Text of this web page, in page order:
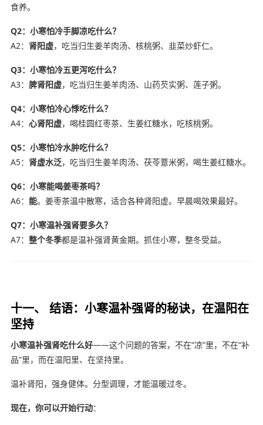
食养。
Q2：小寒怕冷手脚凉吃什么？
A2： 肾阳虚，吃当归生姜羊肉汤、核桃粥、韭菜炒虾仁。
Q3：小寒怕冷五更泻吃什么？
A3： 脾肾阳虚，吃当归生姜羊肉汤、山药芡实粥、莲子粥。
Q4：小寒怕冷心悸吃什么？
A4： 心肾阳虚，喝桂圆红枣茶、生姜红糖水，吃核桃粥。
Q5：小寒怕冷水肿吃什么？
A5： 肾虚水泛，吃当归生姜羊肉汤、茯苓薏米粥，喝生姜红糖水。
Q6：小寒能喝姜枣茶吗？
A6： 能。姜枣茶温中散寒，适合各种肾阳虚。早晨喝效果最好。
Q7：小寒温补强肾要多久？
A7： 整个冬季都是温补强肾黄金期。抓住小寒，整冬受益。
十一、 结语：小寒温补强肾的秘诀，在温阳在
坚持
小寒温补强肾吃什么好——这个问题的答案，不在“凉”里，不在“补
品”里，而在温阳里、在坚持里。
温补肾阳，强身健体。分型调理，才能温暖过冬。
现在，你可以开始行动：